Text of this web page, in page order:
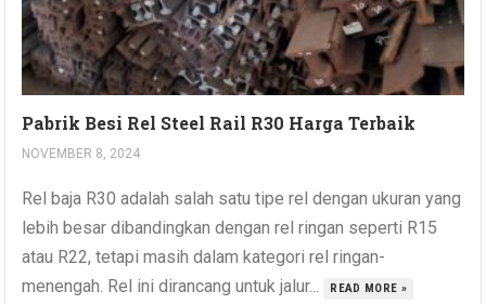
Pabrik Besi Rel Steel Rail R30 Harga Terbaik
NOVEMBER 8, 2024
Rel baja R30 adalah salah satu tipe rel dengan ukuran yang
lebih besar dibandingkan dengan rel ringan seperti R15
atau R22, tetapi masih dalam kategori rel ringan-
menengah. Rel ini dirancang untuk jalur...
READ MORE »